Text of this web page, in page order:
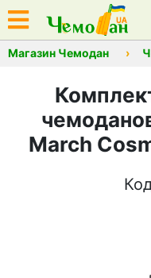
Магазин Чемодан
March